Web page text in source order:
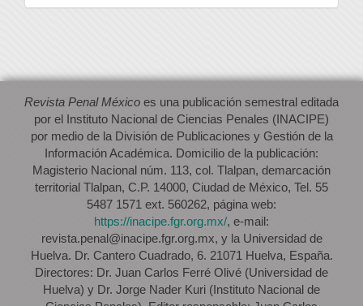
artículo
Revista Penal México es una publicación semestral editada
por el Instituto Nacional de Ciencias Penales (INACIPE)
por medio de la División de Publicaciones y Gestión de la
Información Académica. Domicilio de la publicación:
Magisterio Nacional núm. 113, col. Tlalpan, demarcación
territorial Tlalpan, C.P. 14000, Ciudad de México, Tel. 55
5487 1571 ext. 560262, página web:
https://inacipe.fgr.org.mx/, e-mail:
revista.penal@inacipe.fgr.org.mx, y la Universidad de
Huelva. Dr. Cantero Cuadrado, 6. 21071 Huelva, España.
Directores: Dr. Juan Carlos Ferré Olivé (Universidad de
Huelva) y Dr. Jorge Nader Kuri (Instituto Nacional de